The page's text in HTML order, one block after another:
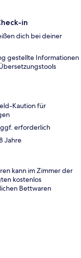
in
dich bei deiner
gestellte Informationen
Kaution für
ggf. erforderlich
Jahre
kann im Zimmer der
kostenlos
Bettwaren